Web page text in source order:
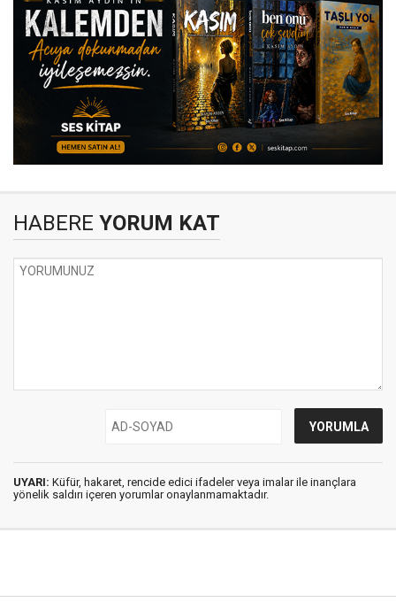
HABERE YORUM KAT
UYARI: Küfür, hakaret, rencide edici ifadeler veya imalar ile inançlara
yönelik saldırı içeren yorumlar onaylanmamaktadır.